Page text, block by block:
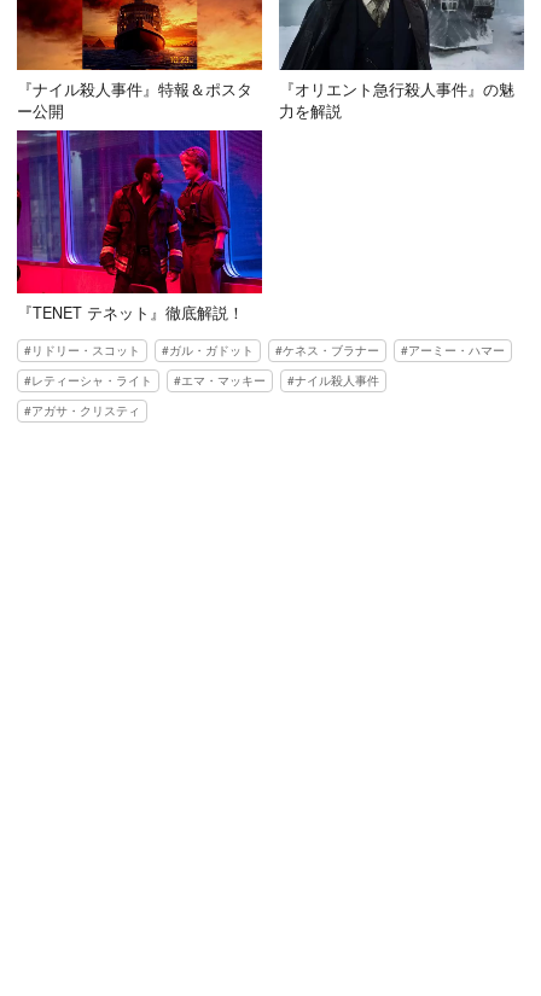
『ナイル殺人事件』特報＆ポスタ
ー公開
『オリエント急行殺人事件』の魅
力を解説
『TENET テネット』徹底解説！
リドリー・スコット ガル・ガドット ケネス・ブラナー
アーミー・ハマー
レティーシャ・ライト
エマ・マッキー
ナイル殺人事件
アガサ・クリスティ